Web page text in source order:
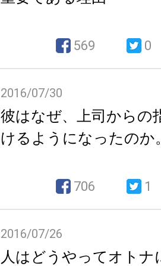
569 0
2016/07/30
彼はなぜ、上司からの
けるようになったのか
706 1
2016/07/26
人はどうやってオトナ